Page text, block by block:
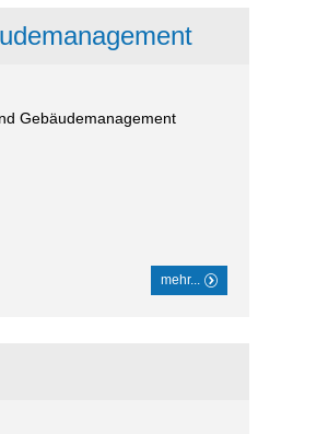
Gebäudemanagement
mehr...